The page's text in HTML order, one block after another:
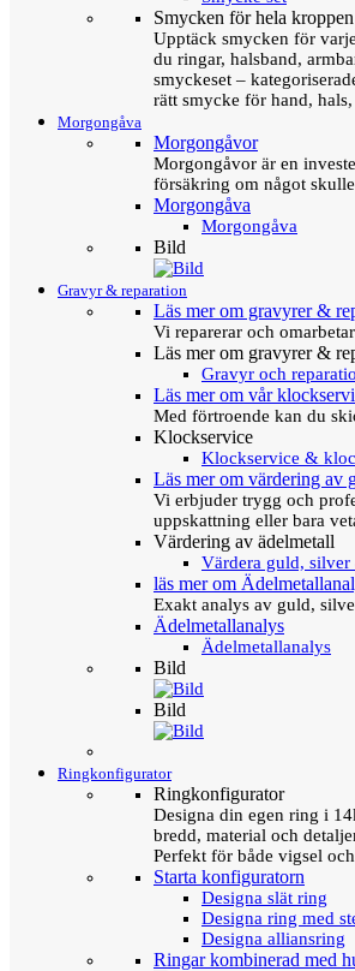
Smycken för hela kroppen
Upptäck smycken för
du ringar, halsband,
smyckeset –
rätt smycke för hand,
Morgongåva
Morgongåvor
Morgongåvor är en
försäkring om något
Morgongåva
Morgongåva
Bild
Gravyr & reparation
Läs mer om gravyrer &
Vi reparerar och
Läs mer om gravyrer &
Gravyr och
Läs mer om vår
Med förtroende kan du
Klockservice
Klockservice &
Läs mer om värdering av
Vi erbjuder trygg och
uppskattning eller bara
Värdering av ädelmetall
Värdera guld, silver
läs mer om
Exakt analys av guld,
Ädelmetallanalys
Ädelmetallanalys
Bild
Bild
Ringkonfigurator
Ringkonfigurator
Designa din egen ring i
bredd, material och
Perfekt för både vigsel
Starta konfiguratorn
Designa slät ring
Designa ring med
Designa alliansring
Ringar kombinerad med